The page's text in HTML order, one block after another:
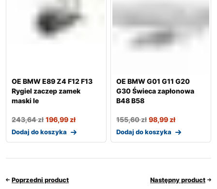
OE BMW E89 Z4 F12 F13
Rygiel zaczep zamek
maski le
243,64zł 196,99zł
Dodaj do koszyka
OE BMW G01 G11 G20
G30 Świeca zapłonowa
B48 B58
155,60zł 98,99zł
Dodaj do koszyka
Poprzedni product Następny product